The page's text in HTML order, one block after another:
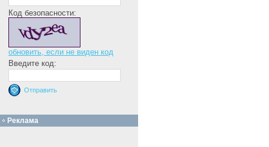
Код безопасности:
обновить, если не виден код
Введите код:
Реклама